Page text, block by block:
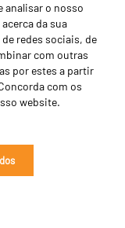
analisar o nosso
da sua
redes sociais, de
com outras
por estes a partir
com os
website.